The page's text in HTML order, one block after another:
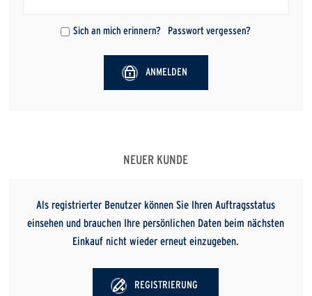
Sich an mich erinnern? Passwort vergessen?
ANMELDEN
NEUER KUNDE
Als registrierter Benutzer können Sie Ihren Auftragsstatus
einsehen und brauchen Ihre persönlichen Daten beim nächsten
Einkauf nicht wieder erneut einzugeben.
REGISTRIERUNG